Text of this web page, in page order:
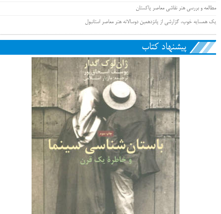
مطالعه و بررسی هنر نقاشی معاصر پاکستان
یک همسایه خوب، گزارشی از پانزدهمین دوسالانه هنر معاصر استانبول
پیشنهاد کتاب